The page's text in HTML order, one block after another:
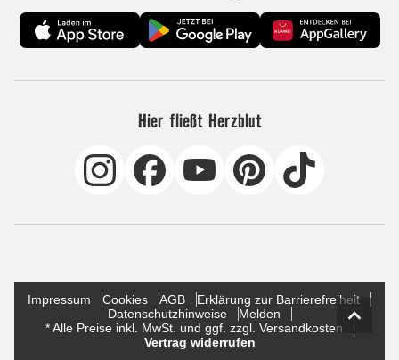
Hier fließt Herzblut
Impressum Cookies AGB
Erklärung zur Barrierefreiheit
Datenschutzhinweise
Melden
* Alle Preise inkl. MwSt. und ggf. zzgl. Versandkosten
Vertrag widerrufen